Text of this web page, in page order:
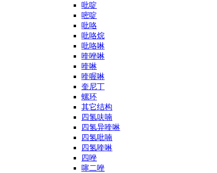
吡啶
嘧啶
吡咯
吡咯烷
吡咯啉
喹唑啉
喹啉
喹喔啉
奎尼丁
螺环
其它结构
四氢呋喃
四氢异喹啉
四氢吡喃
四氢喹啉
四唑
噻二唑